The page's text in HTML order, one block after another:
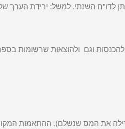
לדו"ח השנתי. למשל: ירידת הערך
וגם ולהוצאות שרשומות
את המס שנשלם). ההתאמות